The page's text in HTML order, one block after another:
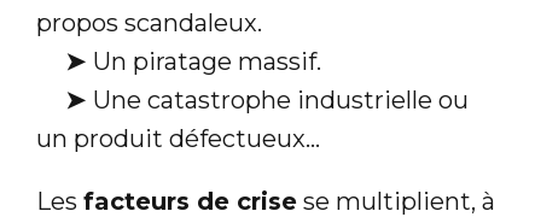
propos scandaleux.
➤ Un piratage massif.
➤ Une catastrophe industrielle ou
un produit défectueux...
Les facteurs de crise se multiplient, à